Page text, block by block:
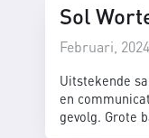
Sol
Februari, 2024
Uitstekende
en
gevolg. Grote